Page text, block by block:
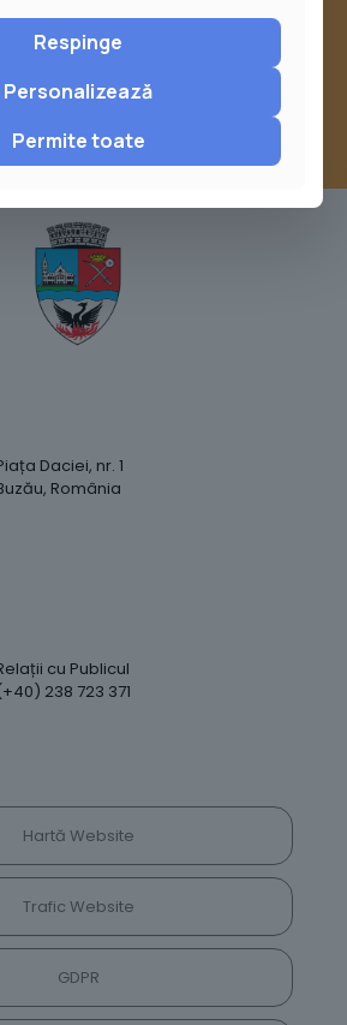
o sesizare pe Buzău City
Report
Daciei, nr. 1
România
cu Publicul
238 723 371
Hartă Website
Trafic Website
GDPR
Respinge
Personalizează
Permite toate